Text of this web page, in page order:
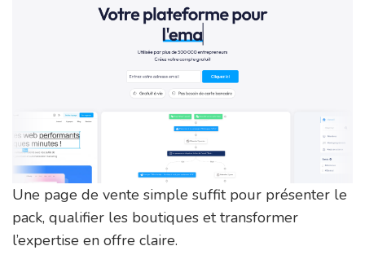
Une page de vente simple suffit pour présenter le
pack, qualifier les boutiques et transformer
l’expertise en offre claire.